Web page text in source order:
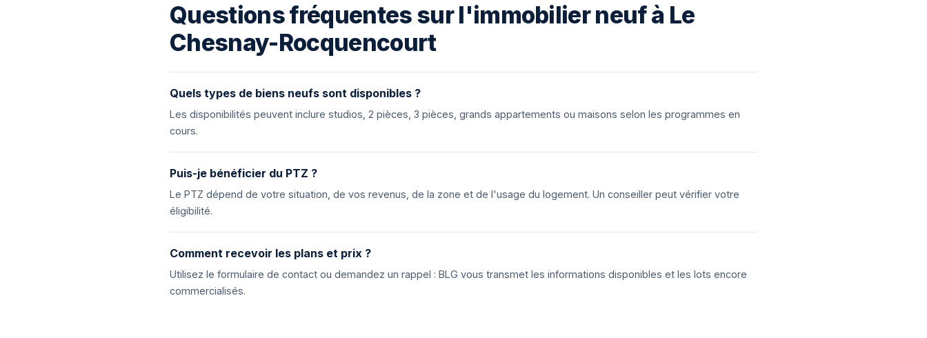
Questions fréquentes sur l'immobilier neuf à Le
Chesnay-Rocquencourt
Quels types de biens neufs sont disponibles ?
Les disponibilités peuvent inclure studios, 2 pièces, 3 pièces, grands appartements ou maisons selon les programmes en
cours.
Puis-je bénéficier du PTZ ?
Le PTZ dépend de votre situation, de vos revenus, de la zone et de l'usage du logement. Un conseiller peut vérifier votre
éligibilité.
Comment recevoir les plans et prix ?
Utilisez le formulaire de contact ou demandez un rappel : BLG vous transmet les informations disponibles et les lots encore
commercialisés.